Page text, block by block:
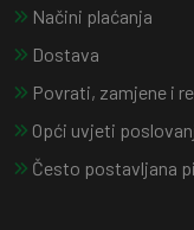
Načini plaćanja
Dostava
Povrati, zamjene i
Opći uvjeti
Često postavljana